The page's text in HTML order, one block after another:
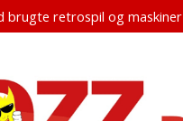
brugte retrospil og maskiner